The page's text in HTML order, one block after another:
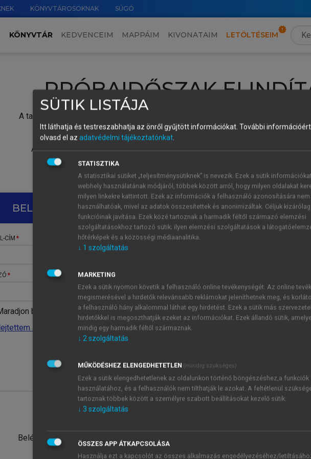
KÖNYVTÁROSOKNAK SÚGÓ
KÖNYVTÁR KEDVENCEIM MAPPÁIM KIVONATAIM LETÖLTÉSEIM
PRÓBAIDŐSZAK
A tartalom megtekintéséhez lépj be a saját fiókoddal, iskolai azonosítóddal vagy
Új felhasználóként1 óra díjmentes hozzáférésrevagy
A próbaidőszak elindításához,
vagy hozz
A regisztráció után a
BELÉPÉS SAJÁT FIÓKKAL
CÍM
belépve
a jelszavamat
Belépés intézményi azonosítóval
ÚJ FIÓK
1 óra
JELSZÓ
Kérek értesítést a MeRSZ
Kérek értesítést az
SÜTIK LISTÁJA
Itt láthatja és testreszabhatja az önről gyűjtött információkat. További
olvasd el az adatvédelmi tájékoztatónkat.
STATISZTIKA
A statisztikai sütiket „teljesítménysütiknek” is nevezik. Ezek a sütik
webhely használatának módjáról, többek között arról, hogy milyen oldalakat
milyen linkekre kattintott. Ezek az információk a felhasználó azonosítására nem
használhatóak, mivel az adatok összesítettek és anonimizáltak. Céljuk
funkcióinak javítása. Ezek közé tartoznak a harmadik féltől származó elemzési
szolgáltatásokhoz tartozó sütik; ilyen elemzési szolgáltatások a
hőtérképek és a közösségi médiaanalitika.
↓ 1 szolgáltatás
MARKETING
Ezek a sütik nyomon követik a felhasználó online tevékenységét. Az online
megismerésével a hirdetők relevánsabb reklámokat jeleníthetnek meg, és
a felhasználó hány alkalommal láthat egy hirdetést. Ezek a sütik más
hirdetőkkel is megoszthatják ezeket az információkat. Ezek állandó sütik,
mindig egy harmadik féltől származnak.
↓ 2szolgáltatás
MŰKÖDÉSHEZ ELENGEDHETETLEN (mindig szükséges)
Ezek a sütik elengedhetetlenek az oldalunkon történő böngészéshez,a funkciók
használatához, és a felhasználók nem tilthatják le azokat. A feltétlenül
tartoznak többek között a személyre szabott beállításokat kezelő sütik.
↓ 3 szolgáltatás
ÖSSZES APP ÁTKAPCSOLÁSA
Használja ezt a kapcsolót az összes alkalmazás engedélyezéséhez/